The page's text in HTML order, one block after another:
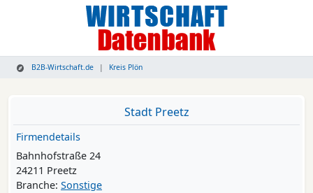
B2B-Wirtschaft.de Kreis Plön
Stadt Preetz
Firmendetails
Bahnhofstraße 24
24211 Preetz
Branche: Sonstige